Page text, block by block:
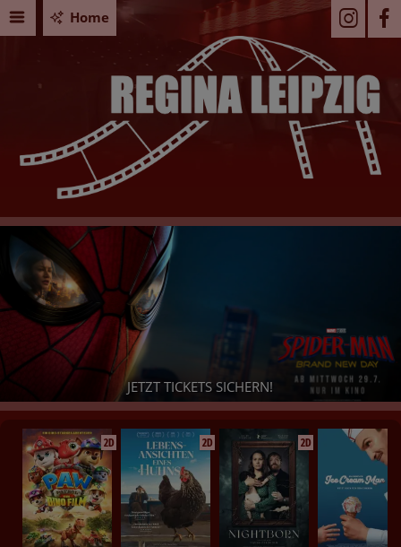
Home
JETZT TICKETS SICHERN!
2D 2D 2D